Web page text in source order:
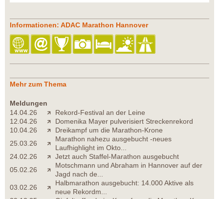
Informationen: ADAC Marathon Hannover
Mehr zum Thema
Meldungen
14.04.26
Rekord-Festival an der Leine
12.04.26
Domenika Mayer pulverisiert Streckenrekord
10.04.26
Dreikampf um die Marathon-Krone
25.03.26
Marathon nahezu ausgebucht -neues
Laufhighlight im Okto...
24.02.26
Jetzt auch Staffel-Marathon ausgebucht
05.02.26
Motschmann und Abraham in Hannover auf der
Jagd nach de...
03.02.26
Halbmarathon ausgebucht: 14.000 Aktive als
neue Rekordm...